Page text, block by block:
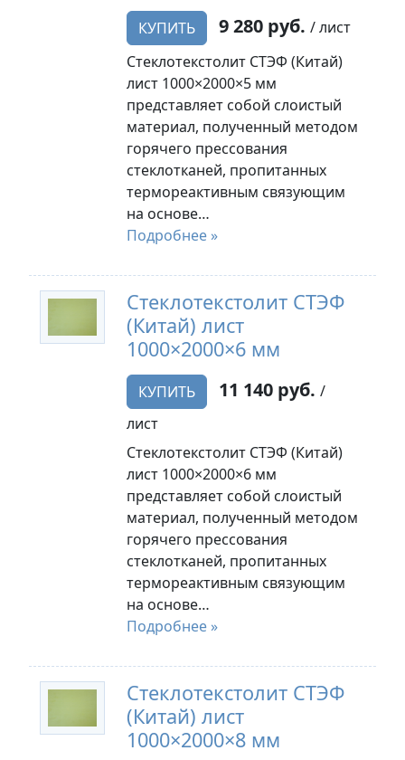
КУПИТЬ 9 280 руб. / лист
Стеклотекстолит СТЭФ (Китай)
лист 1000×2000×5 мм
представляет собой слоистый
материал, полученный методом
горячего прессования
стеклотканей, пропитанных
термореактивным связующим
на основе…
Подробнее »
Стеклотекстолит СТЭФ
(Китай) лист
1000×2000×6 мм
КУПИТЬ 11 140 руб. /
лист
Стеклотекстолит СТЭФ (Китай)
лист 1000×2000×6 мм
представляет собой слоистый
материал, полученный методом
горячего прессования
стеклотканей, пропитанных
термореактивным связующим
на основе…
Подробнее »
Стеклотекстолит СТЭФ
(Китай) лист
1000×2000×8 мм